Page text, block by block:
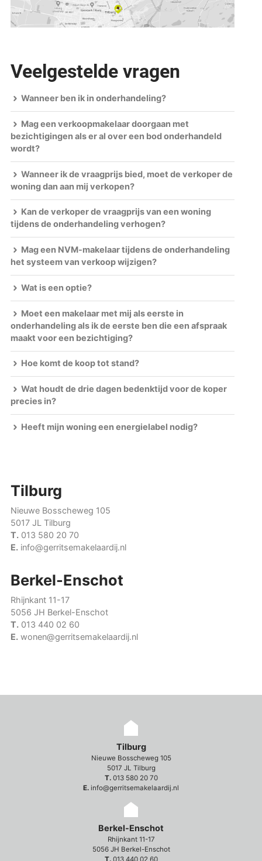
Veelgestelde vragen
Wanneer ben ik in onderhandeling?
Mag een verkoopmakelaar doorgaan met
bezichtigingen als er al over een bod onderhandeld
wordt?
Wanneer ik de vraagprijs bied, moet de verkoper de
woning dan aan mij verkopen?
Kan de verkoper de vraagprijs van een woning
tijdens de onderhandeling verhogen?
Mag een NVM-makelaar tijdens de onderhandeling
het systeem van verkoop wijzigen?
Wat is een optie?
Moet een makelaar met mij als eerste in
onderhandeling als ik de eerste ben die een afspraak
maakt voor een bezichtiging?
Hoe komt de koop tot stand?
Wat houdt de drie dagen bedenktijd voor de koper
precies in?
Heeft mijn woning een energielabel nodig?
Tilburg
Nieuwe Bosscheweg 105
5017 JL Tilburg
T. 013 580 20 70
E. info@gerritsemakelaardij.nl
Berkel-Enschot
Rhijnkant 11-17
5056 JH Berkel-Enschot
T. 013 440 02 60
E. wonen@gerritsemakelaardij.nl
Tilburg
Nieuwe Bosscheweg 105
5017 JL Tilburg
T. 013 580 20 70
E. info@gerritsemakelaardij.nl
Berkel-Enschot
Rhijnkant 11-17
5056 JH Berkel-Enschot